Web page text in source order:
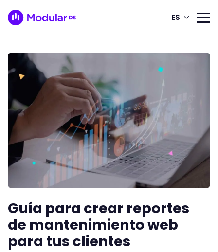
ES
Guía para crear reportes
de mantenimiento web
para tus clientes